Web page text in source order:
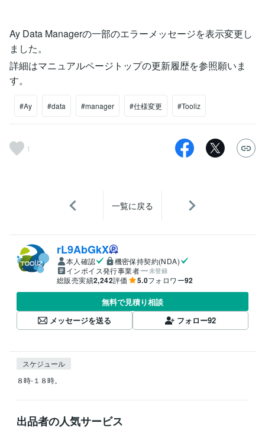
Ay Data Managerの一部のエラーメッセージを表示変更し
ました。
詳細はマニュアルページトップの更新履歴を参照願いま
す。
#Ay #data #manager #仕様変更 #Tooliz
1
一覧に戻る
rL9AbGkX
本人確認
機密保持契約(NDA)
インボイス発行事業者
未登録
総販売実績2,242評価 5.0フォロワー92
無料で見積り相談
メッセージを送る
フォロー92
スケジュール
８時-１８時。
出品者の人気サービス